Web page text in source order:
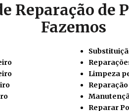
Reparação de
Fazemos
Limpeza
Reparar